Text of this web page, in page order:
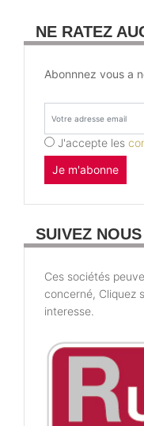
NE RATEZ
Abonnnez vous a
J'accepte les
Je m'abonne
SUIVEZ
Ces sociétés
concerné, Cliquez
interesse.